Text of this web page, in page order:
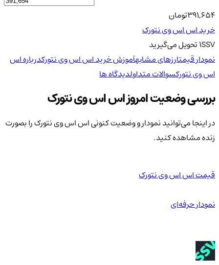
391,654تومان
خرید اس اس وی نتورک
1SSVتحویلمی‌گیرید
نمودار قیمتارزهای مشابهآموزش خرید اس اس وی نتورکدرباره اس
اس وی نتورکسوالات متداولدیدگاه ها
بررسی وضعیت امروز اس اس وی نتورک
در اینجا می‌توانید نمودار و وضعیت کنونی اس اس وی نتورک را بصورت
زنده مشاهده کنید.
قیمت اس اس وی نتورک
نمودار حرفه‌ای